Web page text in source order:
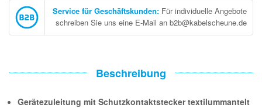
Service für Geschäftskunden: Für individuelle Angebote
schreiben Sie uns eine E-Mail an b2b@kabelscheune.de
Beschreibung
Gerätezuleitung mit Schutzkontaktstecker textilummantelt